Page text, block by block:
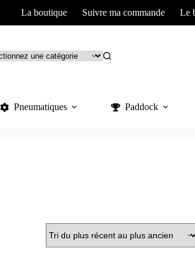
La boutique Suivre ma commande Le
Pneumatiques Paddock